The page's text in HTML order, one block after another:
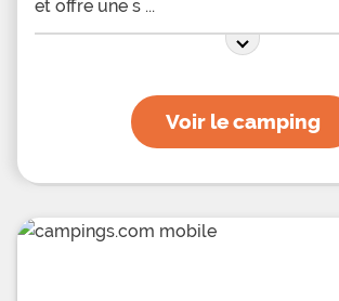
et offre une s
Voir le camping